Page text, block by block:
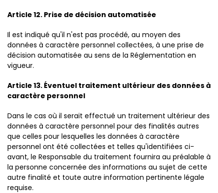
Article 12. Prise de décision automatisée
Il est indiqué qu'il n'est pas procédé, au moyen des
données à caractère personnel collectées, à une prise de
décision automatisée au sens de la Réglementation en
vigueur.
Article 13. Éventuel traitement ultérieur des données à
caractère personnel
Dans le cas où il serait effectué un traitement ultérieur des
données à caractère personnel pour des finalités autres
que celles pour lesquelles les données à caractère
personnel ont été collectées et telles qu'identifiées ci-
avant, le Responsable du traitement fournira au préalable à
la personne concernée des informations au sujet de cette
autre finalité et toute autre information pertinente légale
requise.